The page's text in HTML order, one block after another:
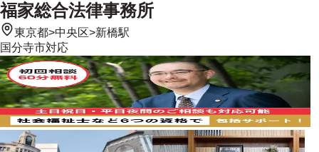
福家総合法律事務所
東京都>中央区>新橋駅
国分寺市対応